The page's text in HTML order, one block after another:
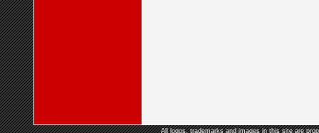
All logos, trademarks and images in this site are